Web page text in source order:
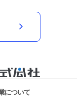
について